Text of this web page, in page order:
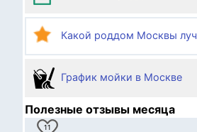
Какой роддом Москвы
График мойки в Москве
Полезные отзывы месяца
11